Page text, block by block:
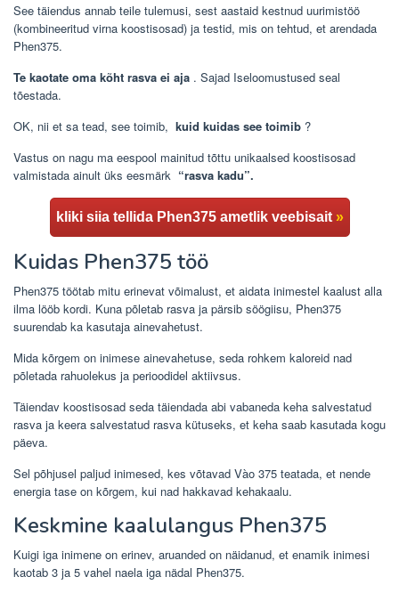
See täiendus annab teile tulemusi, sest aastaid kestnud uurimistöö
(kombineeritud virna koostisosad) ja testid, mis on tehtud, et arendada
Phen375.
Te kaotate oma kõht rasva ei aja . Sajad Iseloomustused seal
tõestada.
OK, nii et sa tead, see toimib, kuid kuidas see toimib ?
Vastus on nagu ma eespool mainitud tõttu unikaalsed koostisosad
valmistada ainult üks eesmärk “rasva kadu”.
kliki siia tellida Phen375 ametlik veebisait »
Kuidas Phen375 töö
Phen375 töötab mitu erinevat võimalust, et aidata inimestel kaalust alla
ilma lööb kordi. Kuna põletab rasva ja pärsib söögiisu, Phen375
suurendab ka kasutaja ainevahetust.
Mida kõrgem on inimese ainevahetuse, seda rohkem kaloreid nad
põletada rahuolekus ja perioodidel aktiivsus.
Täiendav koostisosad seda täiendada abi vabaneda keha salvestatud
rasva ja keera salvestatud rasva kütuseks, et keha saab kasutada kogu
päeva.
Sel põhjusel paljud inimesed, kes võtavad Vào 375 teatada, et nende
energia tase on kõrgem, kui nad hakkavad kehakaalu.
Keskmine kaalulangus Phen375
Kuigi iga inimene on erinev, aruanded on näidanud, et enamik inimesi
kaotab 3 ja 5 vahel naela iga nädal Phen375.